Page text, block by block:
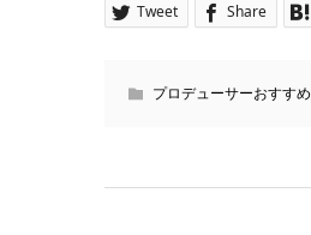
Tweet Share
プロデューサーおすすめ